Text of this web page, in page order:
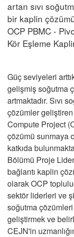
artan sıvı
bir kaplin
OCP PBMC -
Kör Eşleme
Güç seviyeleri
gelişmiş soğutma
artmaktadır. Sıvı
çözümler
Compute Project
çözümü sunmaya
katkıda
Bölümü Proje
bağlantı kaplin
olarak OCP
sektör liderleri ve
soğutma
geliştirmek ve
CEJN'in